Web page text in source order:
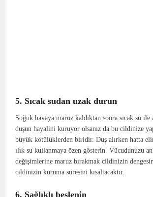
5. Sıcak sudan uzak durun
Soğuk havaya maruz kaldıktan sonra sıcak su ile
duşun hayalini kuruyor olsanız da bu cildinize
büyük kötülüklerden biridir. Duş alırken hatta
ılık su kullanmaya özen gösterin. Vücudunuzu
değişimlerine maruz bırakmak cildinizin
cildinizin kuruma süresini kısaltacaktır.
6. Sağlıklı beslenin